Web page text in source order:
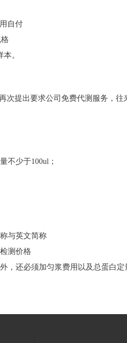
自付
。
提出要求公司免费代测服务，往
不少于100ul；
与英文简称
测价格
，还必须加匀浆费用以及总蛋白定